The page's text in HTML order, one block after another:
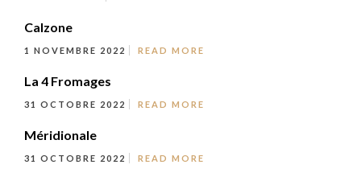
Calzone
1 NOVEMBRE 2022 READ MORE
La 4 Fromages
31 OCTOBRE 2022 READ MORE
Méridionale
31 OCTOBRE 2022 READ MORE